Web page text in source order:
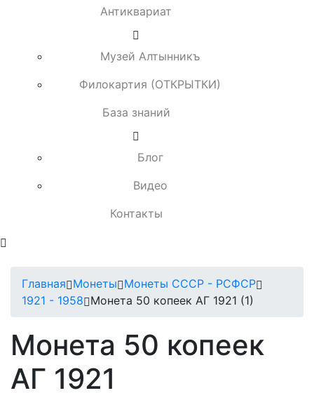
Антиквариат
Музей Алтынникъ
Филокартия (ОТКРЫТКИ)
База знаний
Блог
Видео
Контакты
Главная Монеты Монеты СССР - РСФСР
1921 - 1958 Монета 50 копеек АГ 1921 (1)
Монета 50 копеек
АГ 1921